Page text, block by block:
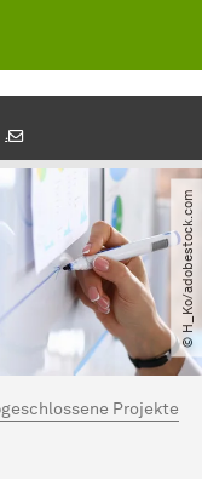
© H_Ko​/​adobestock.com
Projekte